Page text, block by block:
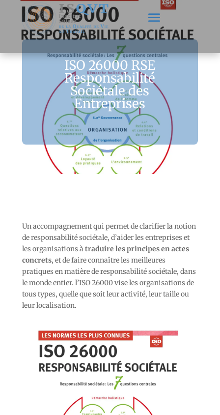
ISO 26000 RSE
Responsabilité
Sociétale des
Entreprises
Un accompagnement qui permet de clarifier la notion
de responsabilité sociétale, d’aider les entreprises et
les organisations à traduire les principes en actes
concrets, et de faire connaître les meilleures
pratiques en matière de responsabilité sociétale, dans
le monde entier. l’ISO 26000 vise les organisations de
tous types, quelle que soit leur activité, leur taille ou
leur localisation.